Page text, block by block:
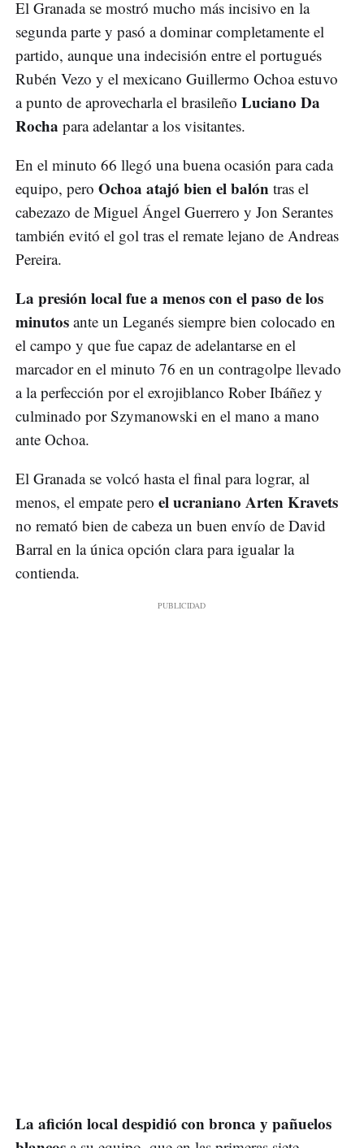
El Granada se mostró mucho más incisivo en la
segunda parte y pasó a dominar completamente el
partido, aunque una indecisión entre el portugués
Rubén Vezo y el mexicano Guillermo Ochoa estuvo
a punto de aprovecharla el brasileño Luciano Da
Rocha para adelantar a los visitantes.
En el minuto 66 llegó una buena ocasión para cada
equipo, pero Ochoa atajó bien el balón tras el
cabezazo de Miguel Ángel Guerrero y Jon Serantes
también evitó el gol tras el remate lejano de Andreas
Pereira.
La presión local fue a menos con el paso de los
minutos ante un Leganés siempre bien colocado en
el campo y que fue capaz de adelantarse en el
marcador en el minuto 76 en un contragolpe llevado
a la perfección por el exrojiblanco Rober Ibáñez y
culminado por Szymanowski en el mano a mano
ante Ochoa.
El Granada se volcó hasta el final para lograr, al
menos, el empate pero el ucraniano Arten Kravets
no remató bien de cabeza un buen envío de David
Barral en la única opción clara para igualar la
contienda.
La afición local despidió con bronca y pañuelos